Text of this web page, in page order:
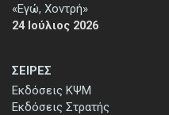
ΣΕΙΡΕΣ
Εκδόσεις ΚΨΜ
Εκδόσεις Στρατής
«Εγώ, Χοντρή»
24 Ιούλιος 2026